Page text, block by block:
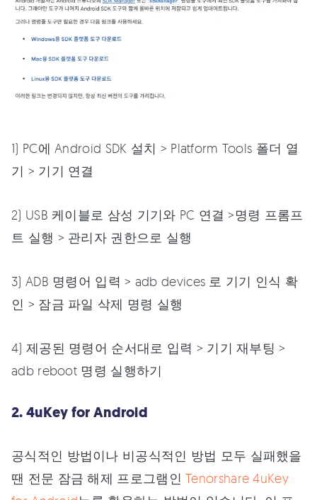
1) PC에 Android SDK 설치 > Platform Tools 폴더 열
기 > 기기 연결
2) USB 케이블로 삼성 기기와 PC 연결 >명령 프롬프
트 실행 > 관리자 권한으로 실행
3) ADB 명령어 입력 > adb devices 로 기기 인식 확
인 > 잠금 파일 삭제 명령 실행
4) 제공된 명령어 순서대로 입력 > 기기 재부팅 >
adb reboot 명령 실행하기
2. 4uKey for Android
공식적인 방법이나 비공식적인 방법 모두 실패했을
땐 전문 잠금 해제 프로그램인Tenorshare 4uKey